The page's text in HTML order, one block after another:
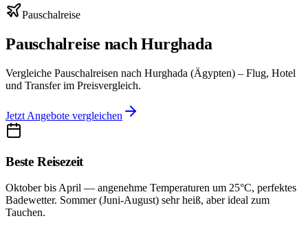
Pauschalreise
Pauschalreise nach Hurghada
Vergleiche Pauschalreisen nach Hurghada (Ägypten) – Flug, Hotel
und Transfer im Preisvergleich.
Jetzt Angebote vergleichen
Beste Reisezeit
Oktober bis April — angenehme Temperaturen um 25°C, perfektes
Badewetter. Sommer (Juni-August) sehr heiß, aber ideal zum
Tauchen.